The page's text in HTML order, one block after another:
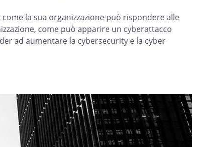
la sua organizzazione può rispondere alle
come può apparire un cyberattacco
ad aumentare la cybersecurity e la cyber